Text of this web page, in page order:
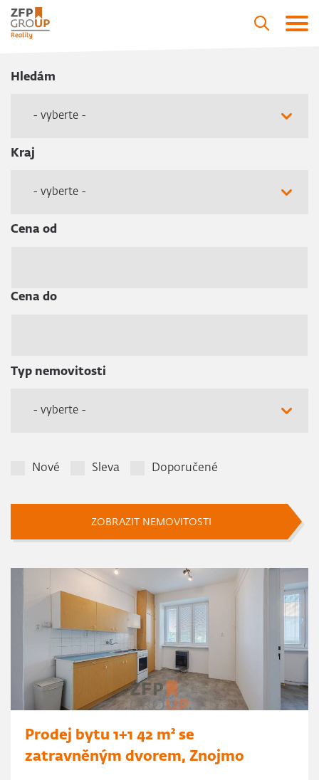
Hledám
- vyberte -
Kraj
- vyberte -
Cena od
Cena do
Typ nemovitosti
- vyberte -
Nové Sleva Doporučené
ZOBRAZIT NEMOVITOSTI
Prodej bytu 1+1 42 m² se
zatravněným dvorem, Znojmo